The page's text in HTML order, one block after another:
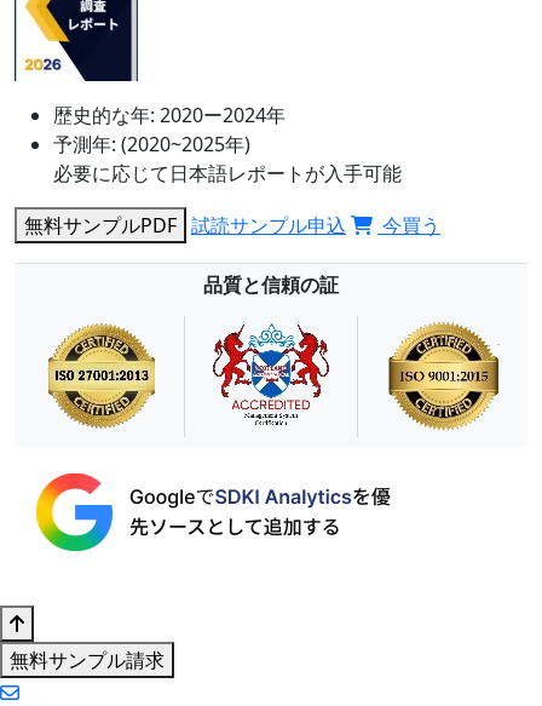
歴史的な年: 2020ー2024年
予測年: (2020~2025年)
必要に応じて日本語レポートが入手可能
無料サンプルPDF 試読サンプル申込 今買う
品質と信頼の証
無料サンプル請求